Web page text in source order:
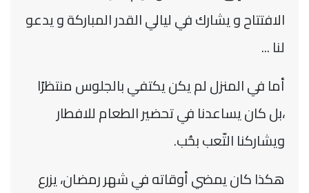
الافتتاح و يشارك في ليالي القدر المباركة و يدعو
لنا ...
أما في المنزل لم يكن يكتفي بالجلوس منتظرًا
،بل كان يساعدنا في تحضير الطعام للافطار
ويشاركنا التّعب بحُب.
هكذا كان يمضي أوقاته في شهر رمضان، يزرع